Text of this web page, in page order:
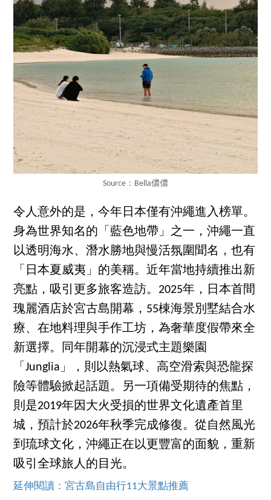
Source：Bella儂儂
令人意外的是，今年日本僅有沖繩進入榜單。
身為世界知名的「藍色地帶」之一，沖繩一直
以透明海水、潛水勝地與慢活氛圍聞名，也有
「日本夏威夷」的美稱。近年當地持續推出新
亮點，吸引更多旅客造訪。2025年，日本首間
瑰麗酒店於宮古島開幕，55棟海景別墅結合水
療、在地料理與手作工坊，為奢華度假帶來全
新選擇。同年開幕的沉浸式主題樂園
「Junglia」，則以熱氣球、高空滑索與恐龍探
險等體驗掀起話題。另一項備受期待的焦點，
則是2019年因大火受損的世界文化遺產首里
城，預計於2026年秋季完成修復。從自然風光
到琉球文化，沖繩正在以更豐富的面貌，重新
吸引全球旅人的目光。
延伸閱讀：宮古島自由行11大景點推薦